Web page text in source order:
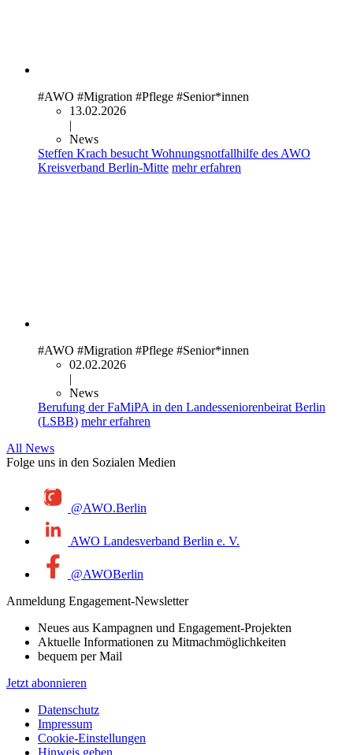
#AWO #Migration #Pflege #Senior*innen
13.02.2026
|
News
Steffen Krach besucht Wohnungsnotfallhilfe des AWO
Kreisverband Berlin-Mitte mehr erfahren
#AWO #Migration #Pflege #Senior*innen
02.02.2026
|
News
Berufung der FaMiPA in den Landesseniorenbeirat Berlin
(LSBB) mehr erfahren
All News
Folge uns in den Sozialen Medien
@AWO.Berlin
AWO Landesverband Berlin e. V.
@AWOBerlin
Anmeldung Engagement-Newsletter
Neues aus Kampagnen und Engagement-Projekten
Aktuelle Informationen zu Mitmachmöglichkeiten
bequem per Mail
Jetzt abonnieren
Datenschutz
Impressum
Cookie-Einstellungen
Hinweis geben